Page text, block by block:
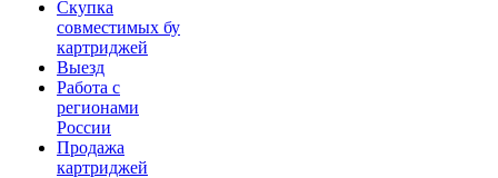
Скупка
совместимых бу
картриджей
Выезд
Работа с
регионами
России
Продажа
картриджей